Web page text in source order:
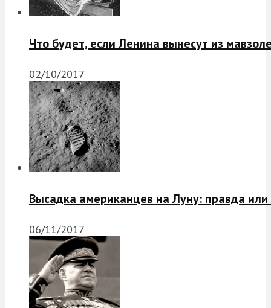
Что будет, если Ленина вынесут из
02/10/2017
Высадка американцев на Луну: правда
06/11/2017